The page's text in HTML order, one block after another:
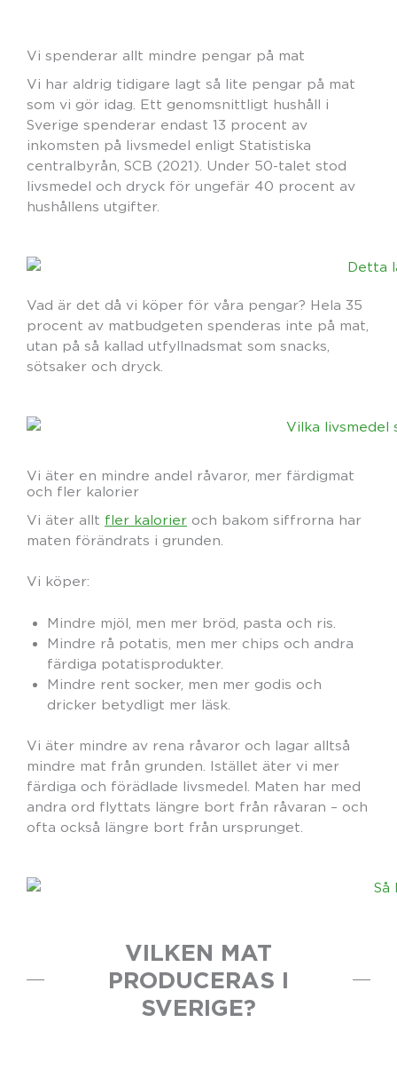
Vi spenderar allt mindre pengar på mat
Vi har aldrig tidigare lagt så lite pengar på mat
som vi gör idag. Ett genomsnittligt hushåll i
Sverige spenderar endast 13 procent av
inkomsten på livsmedel enligt Statistiska
centralbyrån, SCB (2021). Under 50-talet stod
livsmedel och dryck för ungefär 40 procent av
hushållens utgifter.
Vad är det då vi köper för våra pengar? Hela 35
procent av matbudgeten spenderas inte på mat,
utan på så kallad utfyllnadsmat som snacks,
sötsaker och dryck.
Vi äter en mindre andel råvaror, mer färdigmat
och fler kalorier
Vi äter allt fler kalorier och bakom siffrorna har
maten förändrats i grunden.
Vi köper:
Mindre mjöl, men mer bröd, pasta och ris.
Mindre rå potatis, men mer chips och andra
färdiga potatisprodukter.
Mindre rent socker, men mer godis och
dricker betydligt mer läsk.
Vi äter mindre av rena råvaror och lagar alltså
mindre mat från grunden. Istället äter vi mer
färdiga och förädlade livsmedel. Maten har med
andra ord flyttats längre bort från råvaran – och
ofta också längre bort från ursprunget.
VILKEN MAT
PRODUCERAS I
SVERIGE?